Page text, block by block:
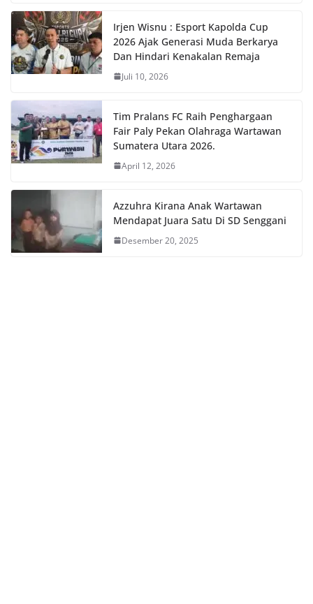
Irjen Wisnu : Esport Kapolda Cup
2026 Ajak Generasi Muda Berkarya
Dan Hindari Kenakalan Remaja
Juli 10, 2026
Tim Pralans FC Raih Penghargaan
Fair Paly Pekan Olahraga Wartawan
Sumatera Utara 2026.
April 12, 2026
Azzuhra Kirana Anak Wartawan
Mendapat Juara Satu Di SD Senggani
Desember 20, 2025